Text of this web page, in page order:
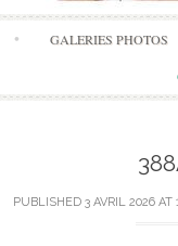
GALERIES PHOTOS
PUBLISHED 3 AVRIL 2026 AT